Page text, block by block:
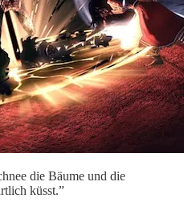
die Bäume und die
küsst.”